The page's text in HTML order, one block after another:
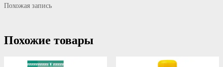
Похожая запись
Похожие товары